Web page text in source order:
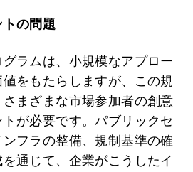
の問題
ラムは、小規模なアプロー
をもたらしますが、この規
まざまな市場参加者の創意
が必要です。パブリックセ
フラの整備、規制基準の確
通じて、企業がこうしたイ